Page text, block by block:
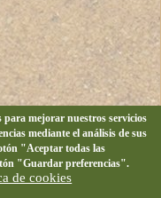
mejorar nuestros servicios
mediante el análisis de sus
"Aceptar todas las
"Guardar preferencias".
de cookies